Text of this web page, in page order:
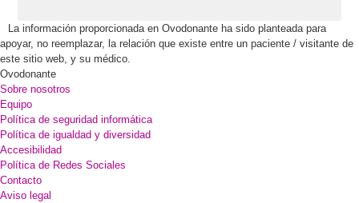
La información proporcionada en Ovodonante ha sido planteada para
apoyar, no reemplazar, la relación que existe entre un paciente / visitante de
este sitio web, y su médico.
Ovodonante
Sobre nosotros
Equipo
Política de seguridad informática
Política de igualdad y diversidad
Accesibilidad
Política de Redes Sociales
Contacto
Aviso legal